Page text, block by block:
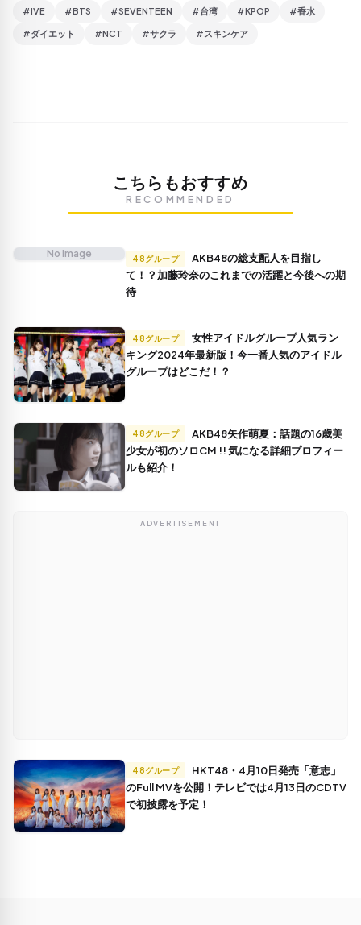
#IVE #BTS #SEVENTEEN #台湾 #KPOP #香水
#ダイエット #NCT #サクラ #スキンケア
こちらもおすすめ
RECOMMENDED
No Image 48グループ
て！？加藤玲奈のこれまでの活躍と今後への期
待
48グループ
キング2024年最新版！今一番人気のアイドル
グループはどこだ！？
48グループ
少女が初のソロCM !! 気になる詳細プロフィー
ルも紹介！
ADVERTISEMENT
48グループ
のFull MVを公開！テレビでは4月13日のCDTV
で初披露を予定！